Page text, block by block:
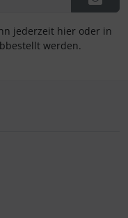
jederzeit hier oder in
werden.